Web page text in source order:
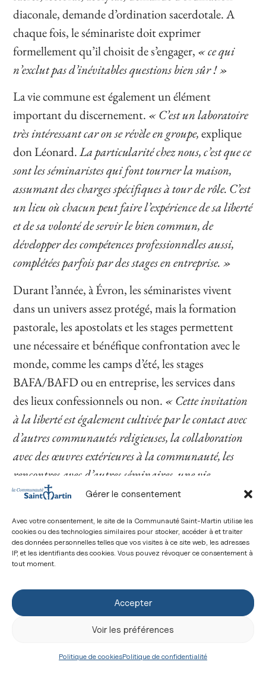
Gérer le consentement
Avec votre consentement, le site de la Communauté Saint-Martin utilise les
cookies ou des technologies similaires pour stocker, accéder à et traiter
des données personnelles telles que vos visites à ce site web, les adresses
IP, et les identifiants des cookies. Vous pouvez révoquer ce consentement à
tout moment.
Accepter
Voir les préférences
Politique de cookiesPolitique de confidentialité
diaconale, demande d’ordination sacerdotale. A
chaque fois, le séminariste doit exprimer
formellement qu’il choisit de s’engager, « ce qui
n’exclut pas d’inévitables questions bien sûr ! »
La vie commune est également un élément
important du discernement. « C’est un laboratoire
très intéressant car on se révèle en groupe,explique
don Léonard.La particularité chez nous, c’est que ce
sont les séminaristes qui font tourner la maison,
assumant des charges spécifiques à tour de rôle. C’est
un lieu où chacun peut faire l’expérience de sa liberté
et de sa volonté de servir le bien commun, de
développer des compétences professionnelles aussi,
complétées parfois par des stages en entreprise. »
Durant l’année, à Évron, les séminaristes vivent
dans un univers assez protégé, mais la formation
pastorale, les apostolats et les stages permettent
une nécessaire et bénéfique confrontation avec le
monde, comme les camps d’été, les stages
BAFA/BAFD ou en entreprise, les services dans
des lieux confessionnels ou non. « Cette invitation
à la liberté est également cultivée par le contact avec
d’autres communautés religieuses, la collaboration
avec des œuvres extérieures à la communauté, les
rencontres avec d’autres séminaires, une vie
authentiquement catholique c’est-à-dire avec
Autant de rencontres qui enrichissent et favorisent
le discernement.»
complet de la formation proposée favorise
l’épanouissement dans toutes ses dimensions –
humaine, spirituelle, intellectuelle et pastorale – et a